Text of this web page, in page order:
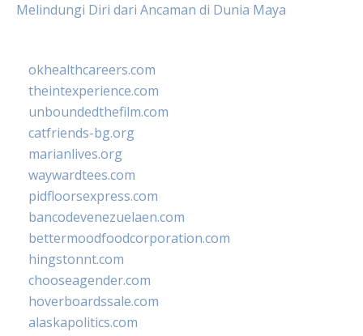
Melindungi Diri dari Ancaman di Dunia Maya
okhealthcareers.com
theintexperience.com
unboundedthefilm.com
catfriends-bg.org
marianlives.org
waywardtees.com
pidfloorsexpress.com
bancodevenezuelaen.com
bettermoodfoodcorporation.com
hingstonnt.com
chooseagender.com
hoverboardssale.com
alaskapolitics.com